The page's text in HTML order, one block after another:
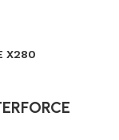
X280